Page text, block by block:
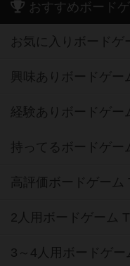
おすすめボード
お気に入りボードゲ
興味ありボードゲー
経験ありボードゲー
持ってるボードゲー
高評価ボードゲーム
2人用ボードゲーム
3～4人用ボードゲー